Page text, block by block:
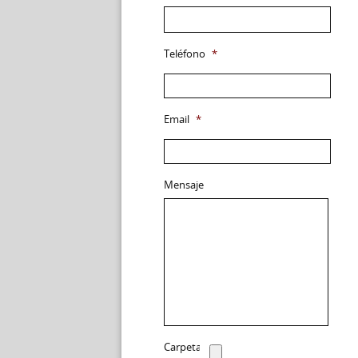
Teléfono *
Email *
Mensaje
Carpeta